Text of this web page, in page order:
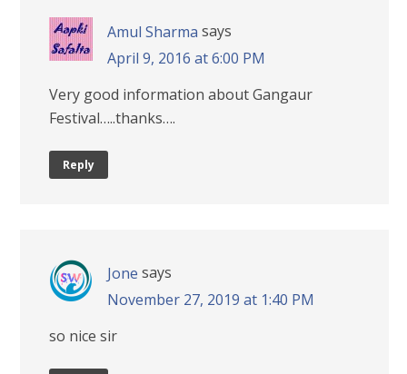
Amul Sharma says
April 9, 2016 at 6:00 PM
Very good information about Gangaur
Festival…..thanks….
Reply
Jone says
November 27, 2019 at 1:40 PM
so nice sir